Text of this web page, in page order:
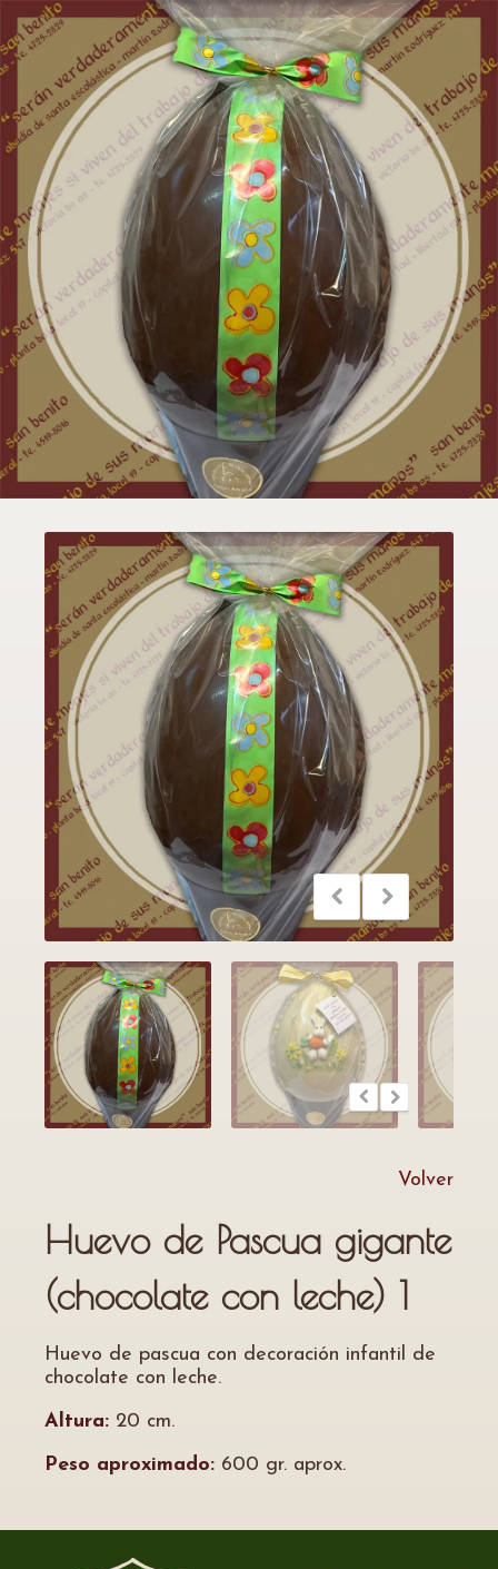
Volver
Huevo de Pascua gigante
(chocolate con leche) 1
Huevo de pascua con decoración infantil de
chocolate con leche.
Altura: 20 cm.
Peso aproximado: 600 gr. aprox.